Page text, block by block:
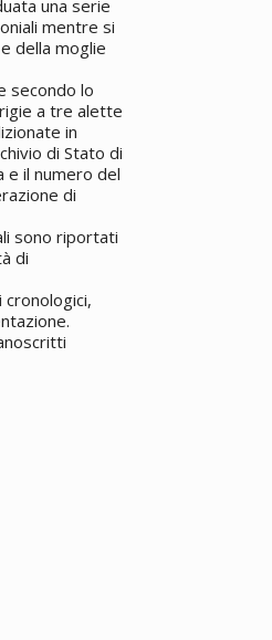
una serie
mentre si
della moglie
secondo lo
a tre alette
in
di Stato di
e il numero del
di
sono riportati
di
cronologici,